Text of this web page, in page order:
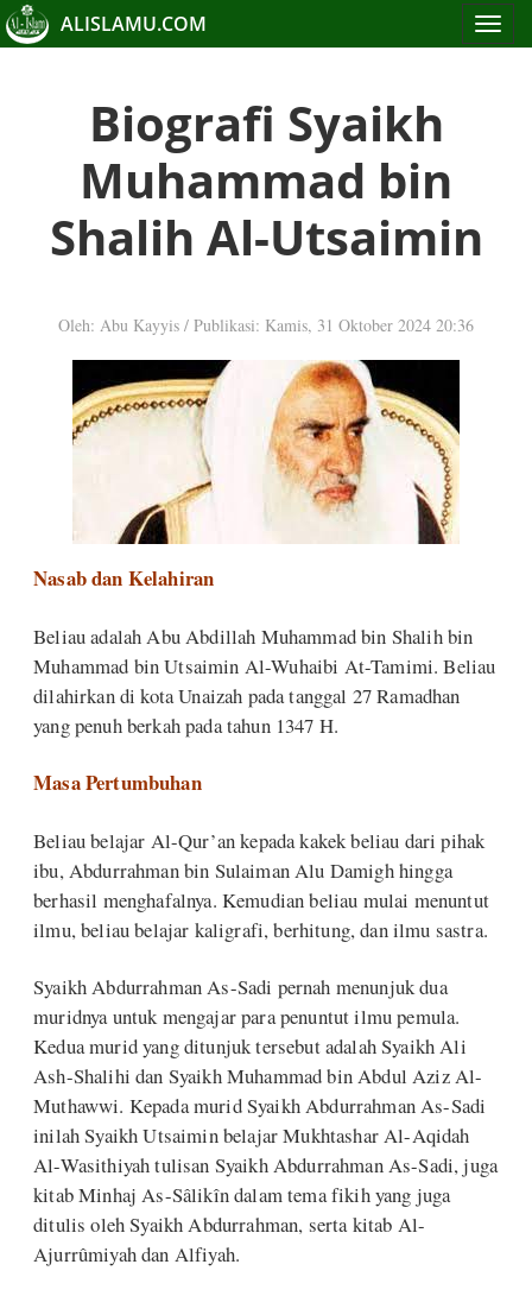
Toggle
ALISLAMU.COM
Biografi Syaikh
Muhammad bin
Shalih Al-Utsaimin
Oleh: Abu Kayyis / Publikasi: Kamis, 31 Oktober 2024 20:36
Nasab dan Kelahiran
Beliau adalah Abu Abdillah Muhammad bin Shalih bin
Muhammad bin Utsaimin Al-Wuhaibi At-Tamimi. Beliau
dilahirkan di kota Unaizah pada tanggal 27 Ramadhan
yang penuh berkah pada tahun 1347 H.
Masa Pertumbuhan
Beliau belajar Al-Qur’an kepada kakek beliau dari pihak
ibu, Abdurrahman bin Sulaiman Alu Damigh hingga
berhasil menghafalnya. Kemudian beliau mulai menuntut
ilmu, beliau belajar kaligrafi, berhitung, dan ilmu sastra.
Syaikh Abdurrahman As-Sadi pernah menunjuk dua
muridnya untuk mengajar para penuntut ilmu pemula.
Kedua murid yang ditunjuk tersebut adalah Syaikh Ali
Ash-Shalihi dan Syaikh Muhammad bin Abdul Aziz Al-
Muthawwi. Kepada murid Syaikh Abdurrahman As-Sadi
inilah Syaikh Utsaimin belajar Mukhtashar Al-Aqidah
Al-Wasithiyah tulisan Syaikh Abdurrahman As-Sadi, juga
kitab Minhaj As-Sâlikîn dalam tema fikih yang juga
ditulis oleh Syaikh Abdurrahman, serta kitab Al-
Ajurrûmiyah dan Alfiyah.